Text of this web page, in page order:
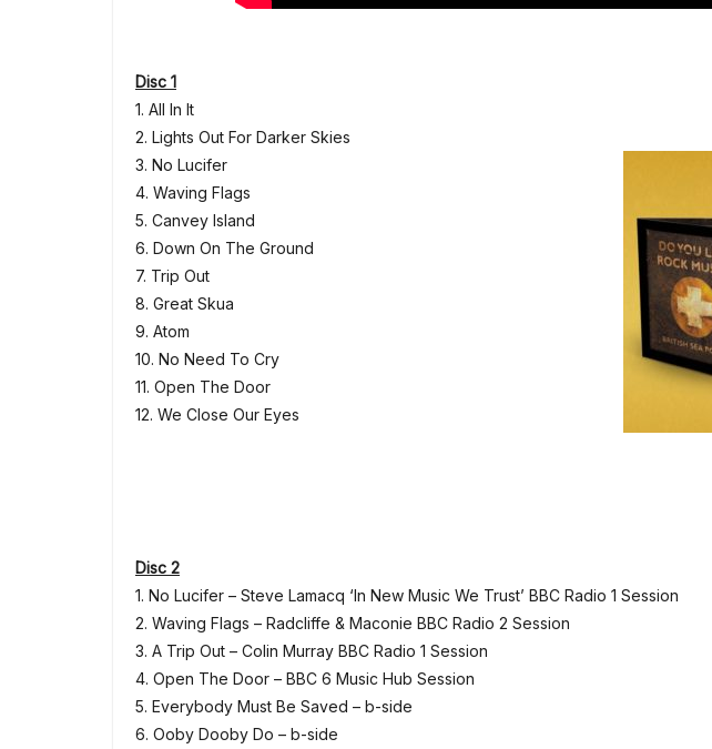
Disc 1
1. All In It
2. Lights Out For Darker Skies
3. No Lucifer
4. Waving Flags
5. Canvey Island
6. Down On The Ground
7. Trip Out
8. Great Skua
9. Atom
10. No Need To Cry
11. Open The Door
12. We Close Our Eyes
Disc 2
1. No Lucifer – Steve Lamacq ‘In New Music We Trust’ BBC Radio 1 Session
2. Waving Flags – Radcliffe & Maconie BBC Radio 2 Session
3. A Trip Out – Colin Murray BBC Radio 1 Session
4. Open The Door – BBC 6 Music Hub Session
5. Everybody Must Be Saved – b-side
6. Ooby Dooby Do – b-side